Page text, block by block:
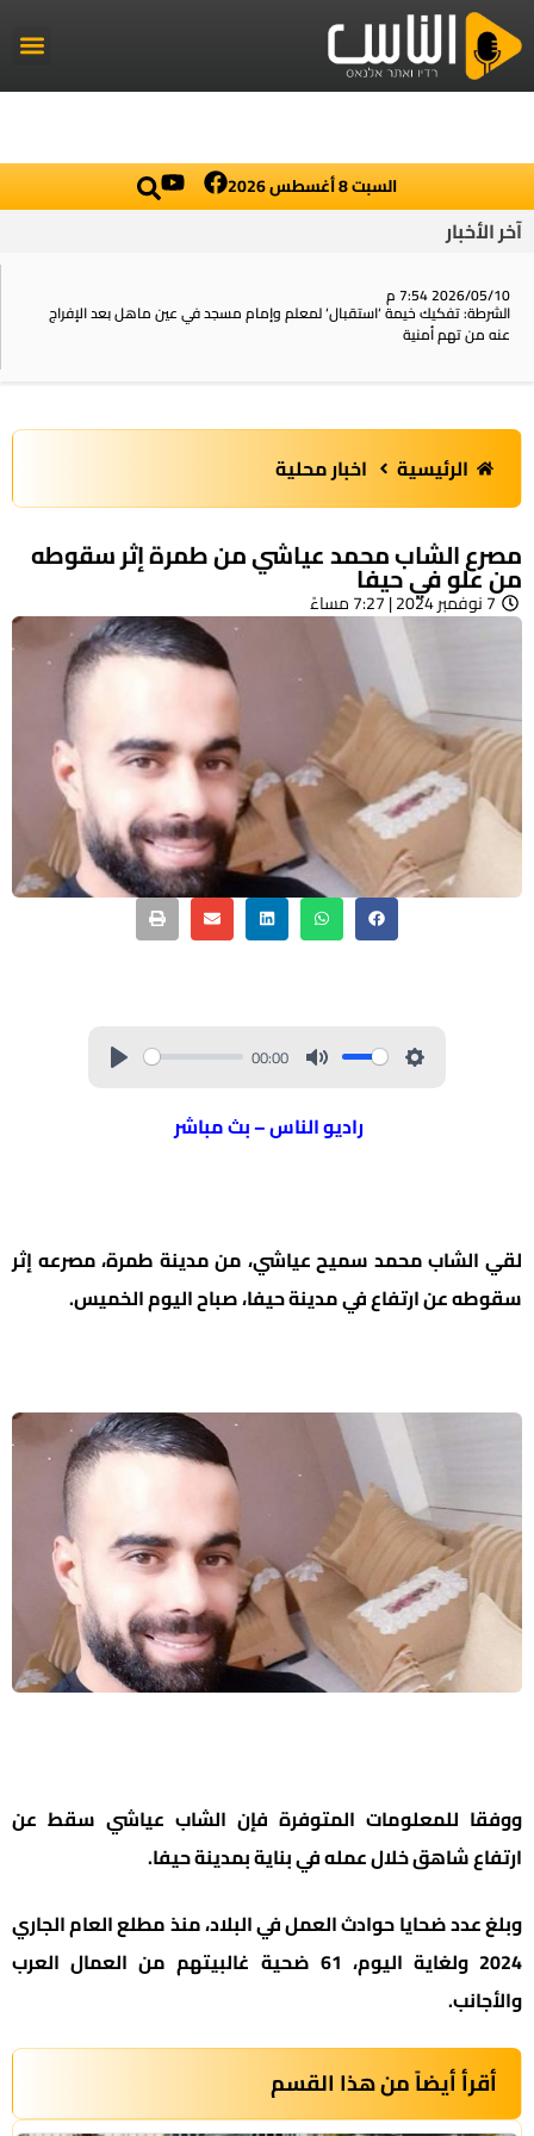
السبت 8 أغسطس 2026
آخر الأخبار
2026/05/10 7:54 م
الشرطة: تفكيك خيمة ‘استقبال‘ لمعلم وإمام مسجد في عين ماهل بعد الإفراج
عنه من تهم أمنية
الرئيسية اخبار محلية
مصرع الشاب محمد عياشي من طمرة إثر سقوطه
من علو في حيفا
7 نوفمبر 2024 | 7:27 مساءً
00:00
راديو الناس – بث مباشر
لقي الشاب محمد سميح عياشي، من مدينة طمرة، مصرعه إثر
سقوطه عن ارتفاع في مدينة حيفا، صباح اليوم الخميس.
ووفقا للمعلومات المتوفرة فإن الشاب عياشي سقط عن
ارتفاع شاهق خلال عمله في بناية بمدينة حيفا.
وبلغ عدد ضحايا حوادث العمل في البلاد، منذ مطلع العام الجاري
2024 ولغاية اليوم، 61 ضحية غالبيتهم من العمال العرب
والأجانب.
أقرأ أيضاً من هذا القسم